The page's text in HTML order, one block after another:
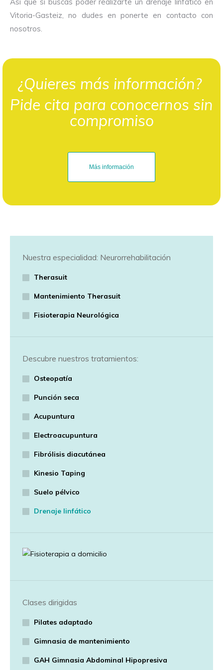
Vitoria-Gasteiz, no dudes en ponerte en contacto con
nosotros.
¿Quieres más información?
Pide cita para conocernos sin
compromiso
Más información
Nuestra especialidad: Neurorrehabilitación
Therasuit
Mantenimiento Therasuit
Fisioterapia Neurológica
Descubre nuestros tratamientos:
Osteopatía
Punción seca
Acupuntura
Electroacupuntura
Fibrólisis diacutánea
Kinesio Taping
Suelo pélvico
Drenaje linfático
Clases dirigidas
Pilates adaptado
Gimnasia de mantenimiento
GAH Gimnasia Abdominal Hipopresiva